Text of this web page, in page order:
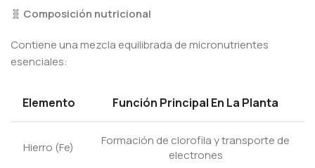
🧬 Composición nutricional
Contiene una mezcla equilibrada de micronutrientes
esenciales:
Elemento Función Principal En La Planta
Hierro (Fe)
Formación de clorofila y transporte de
electrones